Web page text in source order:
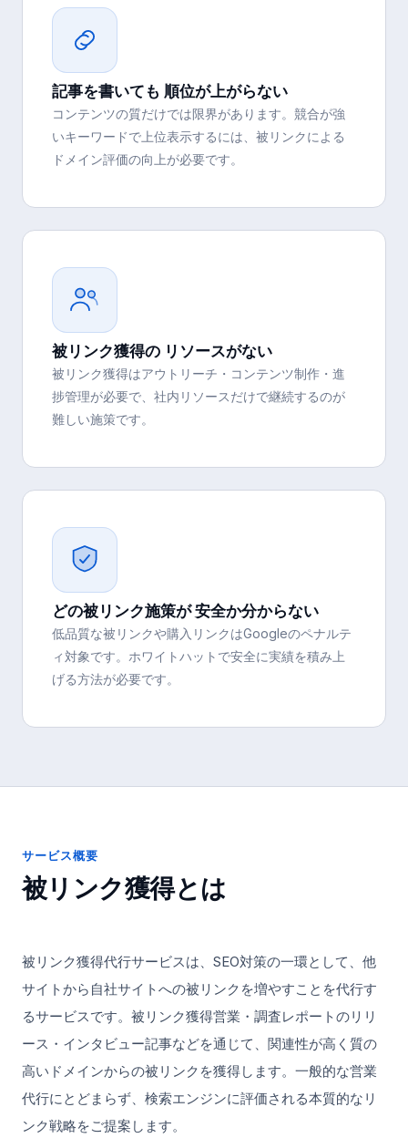
記事を書いても 順位が上がらない
コンテンツの質だけでは限界があります。競合が強
いキーワードで上位表示するには、被リンクによる
ドメイン評価の向上が必要です。
被リンク獲得の リソースがない
被リンク獲得はアウトリーチ・コンテンツ制作・進
捗管理が必要で、社内リソースだけで継続するのが
難しい施策です。
どの被リンク施策が 安全か分からない
低品質な被リンクや購入リンクはGoogleのペナルテ
ィ対象です。ホワイトハットで安全に実績を積み上
げる方法が必要です。
サービス概要
被リンク獲得とは
被リンク獲得代行サービスは、SEO対策の一環として、他
サイトから自社サイトへの被リンクを増やすことを代行す
るサービスです。被リンク獲得営業・調査レポートのリリ
ース・インタビュー記事などを通じて、関連性が高く質の
高いドメインからの被リンクを獲得します。一般的な営業
代行にとどまらず、検索エンジンに評価される本質的なリ
ンク戦略をご提案します。